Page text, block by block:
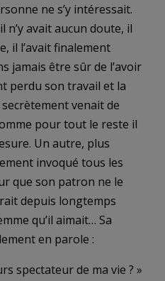
ne s’y intéressait.
n’y avait aucun doute, il
il l’avait finalement
jamais être sûr de l’avoir
perdu son travail et la
venait de
pour tout le reste il
Un autre, plus
invoqué tous les
que son patron ne le
depuis longtemps
qu’il aimait… Sa
en parole :
spectateur de ma vie ? »